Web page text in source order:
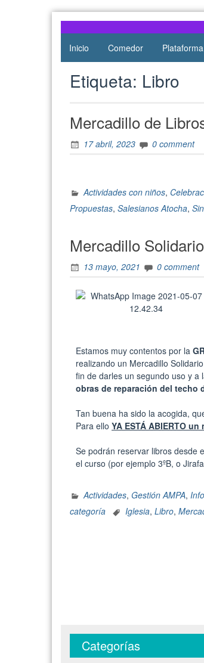
Atocha
de Atocha
Inicio Comedor
Etiqueta: Libro
Mercadillo de
17 abril, 2023 0 comment
Actividades con niños,
Propuestas, Salesianos Atocha,
Mercadillo
13 mayo, 2021 0 comment
Estamos muy contentos por la
realizando un Mercadillo
fin de darles un segundo uso y
obras de reparación del techo
Tan buena ha sido la acogida,
Para ello YA ESTÁ ABIERTO
Se podrán reservar libros desde
el curso (por ejemplo 3ºB, o
Actividades, Gestión AMPA,
categoría
Iglesia, Libro,
Categorías